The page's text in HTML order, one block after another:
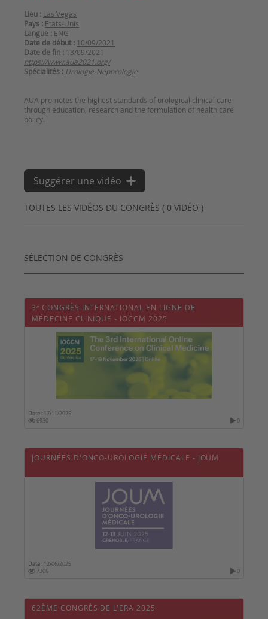
Lieu : Las Vegas
Pays : Etats-Unis
Langue : ENG
Date de début : 10/09/2021
Date de fin : 13/09/2021
https://www.aua2021.org/
Spécialités : Urologie-Néphrologie
AUA promotes the highest standards of urological clinical care
through education, research and the formulation of health care
policy.
TOUTES LES VIDÉOS DU CONGRÈS ( 0 VIDÉO )
Suggérer une vidéo
SÉLECTION DE CONGRÈS
3ᵉ CONGRÈS INTERNATIONAL EN LIGNE DE
MÉDECINE CLINIQUE - IOCCM 2025
Date : 17/11/2025
6930
0
JOURNÉES D'ONCO-UROLOGIE MÉDICALE - JOUM
Date : 12/06/2025
7306
0
62ÈME CONGRÈS DE L'ERA 2025